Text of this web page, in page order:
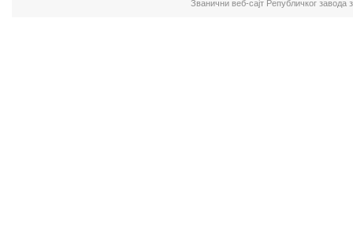
Званични веб-сајт Републичког